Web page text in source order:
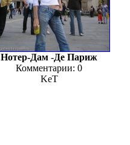
Нотер-Дам -Де Париж
Комментарии: 0
KeT